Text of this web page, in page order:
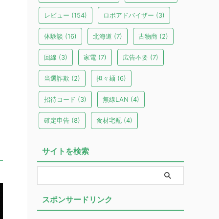
レビュー (154) ロボアドバイザー (3)
体験談 (16) 北海道 (7) 古物商 (2)
回線 (3) 家電 (7) 広告不要 (7)
当選詐欺 (2) 担々麺 (6)
招待コード (3) 無線LAN (4)
確定申告 (8) 食材宅配 (4)
サイトを検索
スポンサードリンク